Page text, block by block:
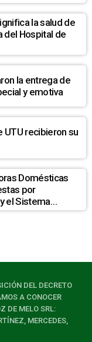
la salud de
del Hospital de
la entrega de
y emotiva
UTU recibieron su
Domésticas
por
el Sistema
DEL DECRETO
A CONOCER
DE MELO SRL:
MERCEDES,